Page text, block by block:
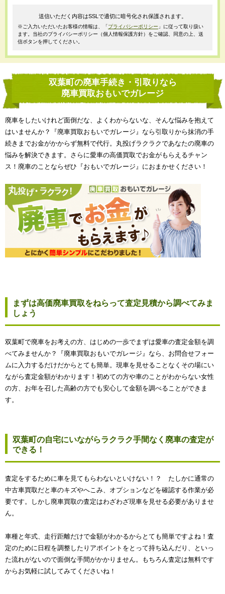
送信いただく内容はSSLで適切に暗号化され保護されます。
※ご入力いただいたお客様の情報は、「プライバシーポリシー 」に従って取り扱い
ます。当社のプライバシーポリシー（個人情報保護方針）をご確認、同意の上、送
信ボタンを押してください。
双葉町の廃車手続き・引取りなら
廃車買取おもいでガレージ
廃車をしたいけれど面倒だな、よくわからないな、そんな悩みを抱えて
はいませんか？『廃車買取おもいでガレージ』なら引取りから抹消の手
続きまでお金がかからず無料で代行。丸投げラクラクであなたの廃車の
悩みを解決できます。さらに愛車の高価買取でお金がもらえるチャン
ス！廃車のことならぜひ『おもいでガレージ』におまかせください！
まずは高価廃車買取をねらって査定見積から調べてみま
しょう
双葉町で廃車をお考えの方、はじめの一歩でまずは愛車の査定金額を調
べてみませんか？『廃車買取おもいでガレージ』なら、お問合せフォー
ムに入力するだけだからとても簡単。現車を見せることなくその場にい
ながら査定金額がわかります！初めての方や車のことがわからない女性
の方、お年を召した高齢の方でも安心して金額を調べることができま
す。
双葉町の自宅にいながらラクラク手間なく廃車の査定が
できる！
査定をするために車を見てもらわないといけない！？ たしかに通常の
中古車買取だと車のキズやへこみ、オプションなどを確認する作業が必
要です。しかし廃車買取の査定はわざわざ現車を見せる必要がありませ
ん。
車種と年式、走行距離だけで金額がわかるからとても簡単ですよね！査
定のために日程を調整したりアポイントをとって持ち込んだり、といっ
た流れがないので面倒な手間がかかりません。もちろん査定は無料です
からお気軽に試してみてくださいね！